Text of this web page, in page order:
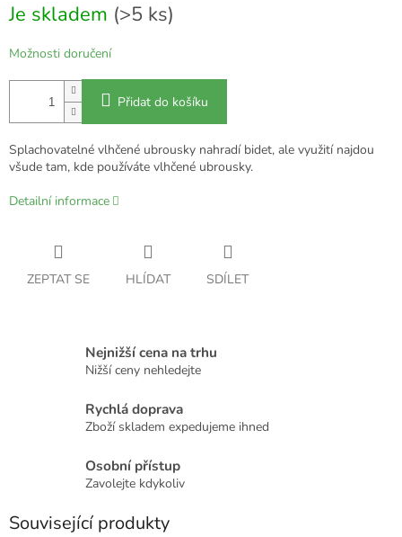
cena:
Je skladem (>5 ks)
Možnosti doručení
Přidat do košíku
Splachovatelné vlhčené ubrousky nahradí bidet, ale využití najdou
všude tam, kde používáte vlhčené ubrousky.
Detailní informace
ZEPTAT SE HLÍDAT SDÍLET
Nejnižší cena na trhu
Nižší ceny nehledejte
Rychlá doprava
Zboží skladem expedujeme ihned
Osobní přístup
Zavolejte kdykoliv
Související produkty